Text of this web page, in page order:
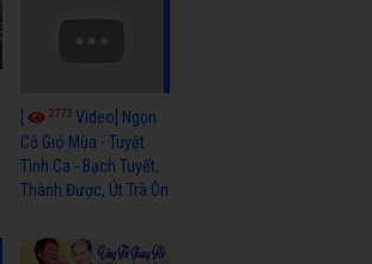
2773Video] Ngọn
Cỏ Gió Mùa - Tuyệt
Tình Ca - Bạch Tuyết,
Thành Được, Út Trà Ôn